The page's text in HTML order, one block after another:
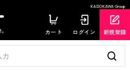
KADOKAWA Group
カート ログイン 新規登録